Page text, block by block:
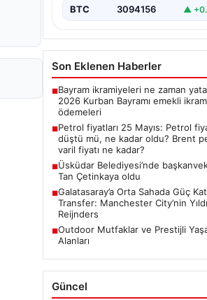
BTC 3094156 ▲
Son Eklenen Haberler
■Bayram ikramiyeleri ne zaman
2026 Kurban Bayramı emekli
ödemeleri
■Petrol fiyatları 25 Mayıs: Petrol
düştü mü, ne kadar oldu? Brent
varil fiyatı ne kadar?
■Üsküdar Belediyesi’nde
Tan Çetinkaya oldu
■Galatasaray’a Orta Sahada Güç
Transfer: Manchester City’nin
Reijnders
■Outdoor Mutfaklar ve Prestijli
Alanları
Güncel